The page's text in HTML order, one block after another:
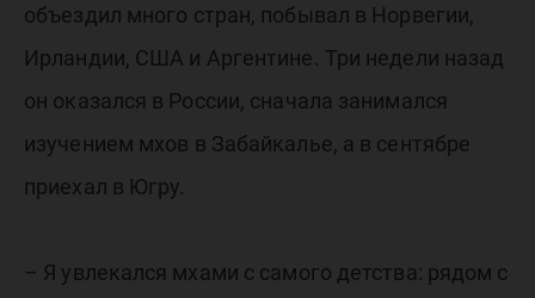
объездил много стран, побывал в Норвегии,
Ирландии, США и Аргентине. Три недели назад
он оказался в России, сначала занимался
изучением мхов в Забайкалье, а в сентябре
приехал в Югру.
– Я увлекался мхами с самого детства: рядом с